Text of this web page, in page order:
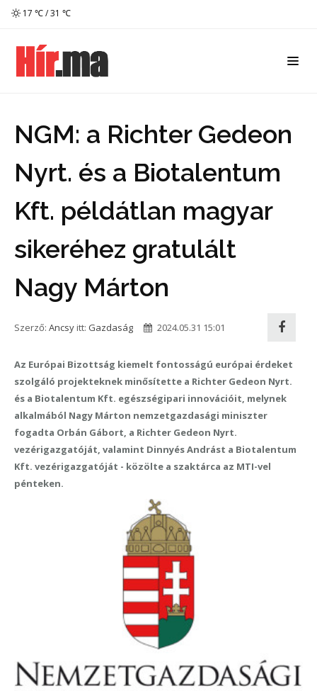
17 ℃ / 31 ℃
NGM: a Richter Gedeon
Nyrt. és a Biotalentum
Kft. példátlan magyar
sikeréhez gratulált
Nagy Márton
Szerző: Ancsy itt: Gazdaság 2024.05.31 15:01
Az Európai Bizottság kiemelt fontosságú európai érdeket
szolgáló projekteknek minősítette a Richter Gedeon Nyrt.
és a Biotalentum Kft. egészségipari innovációit, melynek
alkalmából Nagy Márton nemzetgazdasági miniszter
fogadta Orbán Gábort, a Richter Gedeon Nyrt.
vezérigazgatóját, valamint Dinnyés Andrást a Biotalentum
Kft. vezérigazgatóját - közölte a szaktárca az MTI-vel
pénteken.